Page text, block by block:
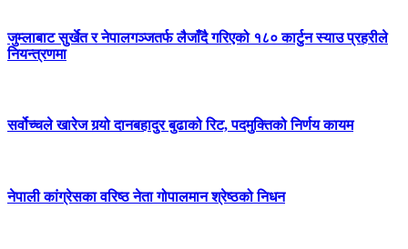
जुम्लाबाट सुर्खेत र नेपालगञ्जतर्फ लैजाँदै गरिएको १८० कार्टुन स्याउ प्रहरीले
नियन्त्रणमा
सर्वोच्चले खारेज गर्‍यो दानबहादुर बुढाको रिट, पदमुक्तिको निर्णय कायम
नेपाली कांग्रेसका वरिष्ठ नेता गोपालमान श्रेष्ठको निधन